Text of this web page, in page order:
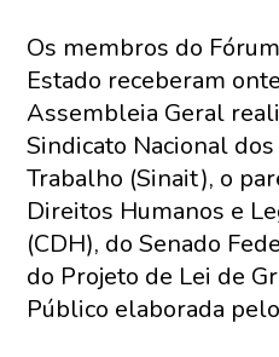
Os membros do
Estado receberam
Assembleia Geral
Sindicato Nacional
Trabalho (Sinait), o
Direitos Humanos e
(CDH), do Senado
do Projeto de Lei de
Público elaborada